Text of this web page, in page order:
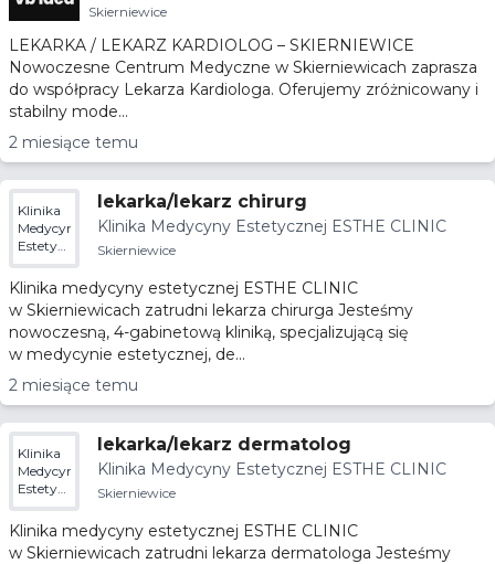
Skierniewice
LEKARKA / LEKARZ KARDIOLOG – SKIERNIEWICE
Nowoczesne Centrum Medyczne w Skierniewicach zaprasza
do współpracy Lekarza Kardiologa. Oferujemy zróżnicowany i
stabilny mode...
2 miesiące temu
Klinika
Medycyny
Estetycznej
ESTHE
CLINIC
lekarka/lekarz chirurg
Klinika Medycyny Estetycznej ESTHE CLINIC
Skierniewice
Klinika medycyny estetycznej ESTHE CLINIC
w Skierniewicach zatrudni lekarza chirurga Jesteśmy
nowoczesną, 4-gabinetową kliniką, specjalizującą się
w medycynie estetycznej, de...
2 miesiące temu
Klinika
Medycyny
Estetycznej
ESTHE
CLINIC
lekarka/lekarz dermatolog
Klinika Medycyny Estetycznej ESTHE CLINIC
Skierniewice
Klinika medycyny estetycznej ESTHE CLINIC
w Skierniewicach zatrudni lekarza dermatologa Jesteśmy